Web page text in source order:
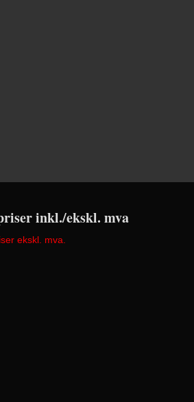
inkl./ekskl. mva
ekskl. mva.